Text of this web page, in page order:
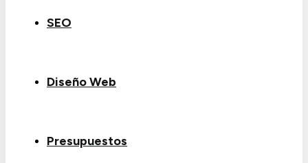
SEO
Diseño Web
Presupuestos